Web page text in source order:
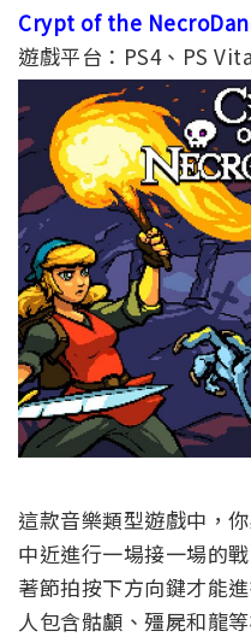
Crypt of the
遊戲平台：PS4、PS Vita
這款音樂類型遊戲中，
中近進行一場接一場的
著節拍按下方向鍵才能
人包含骷顱、殭屍和龍